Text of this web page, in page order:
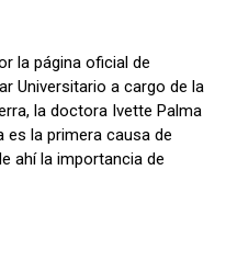
la página oficial de
Universitario a cargo de la
la doctora Ivette Palma
la primera causa de
ahí la importancia de